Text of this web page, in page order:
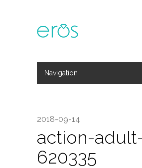
Navigation
2018-09-14
action-
620335